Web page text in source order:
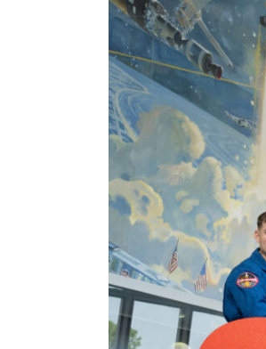
Larger
Image